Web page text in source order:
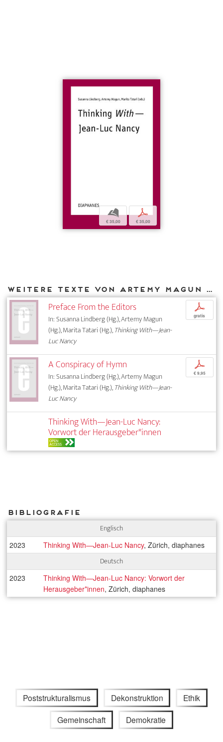
b
€ 35,00
p
€ 35,00
Weitere Texte von Artemy Magun bei DIAPHANES
Preface From the Editors
In: Susanna Lindberg (Hg.), Artemy Magun
(Hg.), Marita Tatari (Hg.),Thinking With—Jean-
Luc Nancy
p
gratis
A Conspiracy of Hymn
In: Susanna Lindberg (Hg.), Artemy Magun
(Hg.), Marita Tatari (Hg.),Thinking With—Jean-
Luc Nancy
p
€ 9,95
Thinking With—Jean-Luc Nancy:
Vorwort der Herausgeber*innen
OPEN
ACCESS
Bibliografie
Englisch
2023 Thinking With—Jean-Luc Nancy, Zürich, diaphanes
Deutsch
2023
Thinking With—Jean-Luc Nancy: Vorwort der
Herausgeber*innen, Zürich, diaphanes
Poststrukturalismus Dekonstruktion Ethik
Gemeinschaft Demokratie